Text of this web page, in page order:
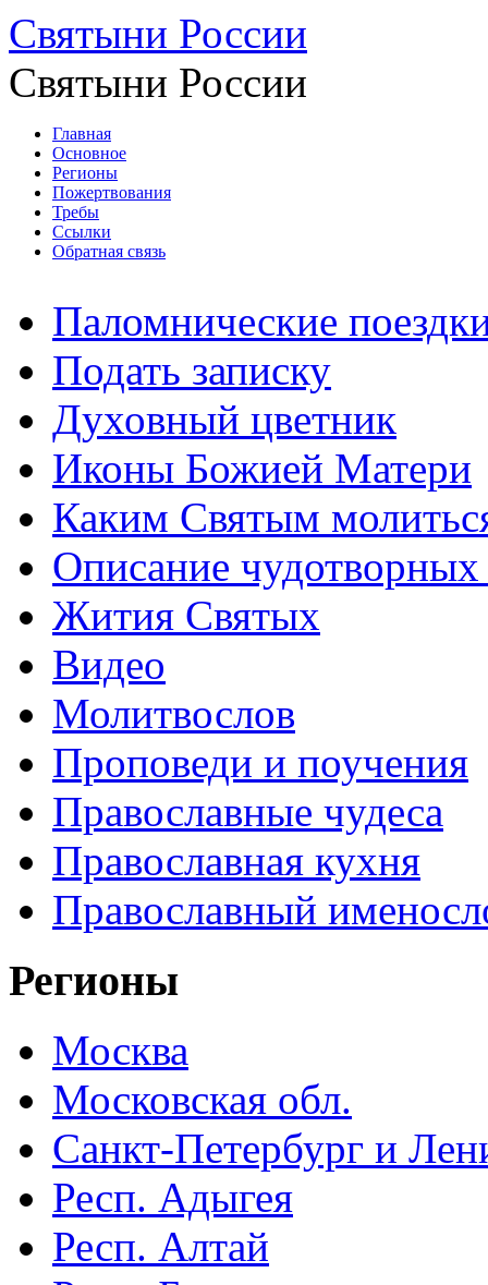
Святыни России
Святыни России
Главная
Основное
Регионы
Пожертвования
Требы
Ссылки
Обратная связь
Паломнические
Подать записку
Духовный цветник
Иконы Божией Матери
Каким Святым
Описание
Жития Святых
Видео
Молитвослов
Проповеди и поучения
Православные чудеса
Православная кухня
Православный
Регионы
Москва
Московская обл.
Санкт-Петербург и
Респ. Адыгея
Респ. Алтай